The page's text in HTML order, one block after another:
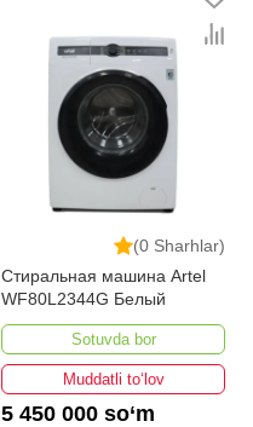
(0 Sharhlar)
Стиральная машина Artel
WF80L2344G Белый
Sotuvda bor
Muddatli to‘lov
5 450 000 so‘m